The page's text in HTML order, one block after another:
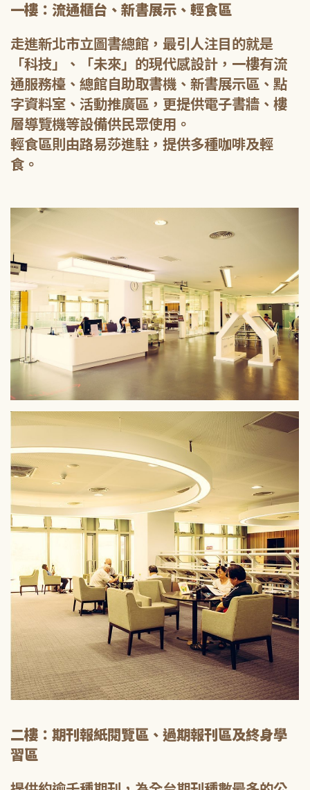
一樓：流通櫃台、新書展示、輕食區
走進新北市立圖書總館，最引人注目的就是
「科技」、「未來」的現代感設計，一樓有流
通服務檯、總館自助取書機、新書展示區、點
字資料室、活動推廣區，更提供電子書牆、樓
層導覽機等設備供民眾使用。
輕食區則由路易莎進駐，提供多種咖啡及輕
食。
二樓：期刊報紙閱覽區、過期報刊區及終身學
習區